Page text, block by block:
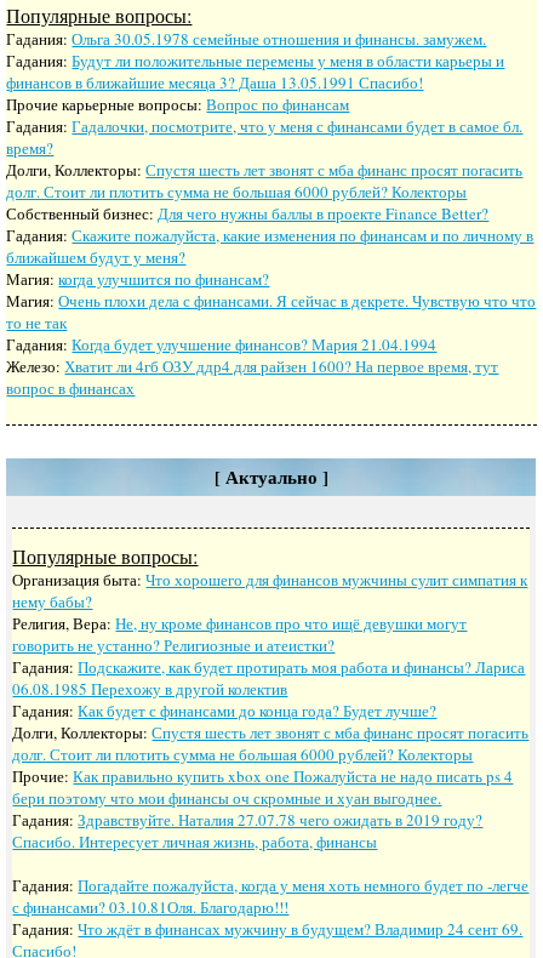
Популярные вопросы:
Гадания:Ольга 30.05.1978 семейные отношения и финансы. замужем.
Гадания:Будут ли положительные перемены у меня в области карьеры и
финансов в ближайшие месяца 3? Даша 13.05.1991 Спасибо!
Прочие карьерные вопросы:Вопрос по финансам
Гадания:Гадалочки, посмотрите, что у меня с финансами будет в самое бл.
время?
Долги, Коллекторы:Спустя шесть лет звонят с мба финанс просят погасить
долг. Стоит ли плотить сумма не большая 6000 рублей? Колекторы
Собственный бизнес:Для чего нужны баллы в проекте Finance Better?
Гадания:Скажите пожалуйста, какие изменения по финансам и по личному в
ближайшем будут у меня?
Магия:когда улучшится по финансам?
Магия:Очень плохи дела с финансами. Я сейчас в декрете. Чувствую что что
то не так
Гадания:Когда будет улучшение финансов? Мария 21.04.1994
Железо:Хватит ли 4гб ОЗУ ддр4 для райзен 1600? На первое время, тут
вопрос в финансах
[ Актуально ]
Популярные вопросы:
Организация быта:Что хорошего для финансов мужчины сулит симпатия к
нему бабы?
Религия, Вера:Не, ну кроме финансов про что ищё девушки могут
говорить не устанно? Религиозные и атеистки?
Гадания:Подскажите, как будет протирать моя работа и финансы? Лариса
06.08.1985 Перехожу в другой колектив
Гадания:Как будет с финансами до конца года? Будет лучше?
Долги, Коллекторы:Спустя шесть лет звонят с мба финанс просят погасить
долг. Стоит ли плотить сумма не большая 6000 рублей? Колекторы
Прочие:Как правильно купить xbox one Пожалуйста не надо писать ps 4
бери поэтому что мои финансы оч скромные и хуан выгоднее.
Гадания:Здравствуйте. Наталия 27.07.78 чего ожидать в 2019 году?
Спасибо. Интересует личная жизнь, работа, финансы
Гадания:Погадайте пожалуйста, когда у меня хоть немного будет по -легче
с финансами? 03.10.81Оля. Благодарю!!!
Гадания:Что ждёт в финансах мужчину в будущем? Владимир 24 сент 69.
Спасибо!